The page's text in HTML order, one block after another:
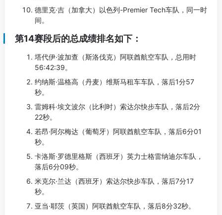
德里克·吉（加拿大）以色列-Premier Tech车队，同一时
间。
第14赛段后的总成绩排名如下：
塔代伊·波加查（斯洛伐克）阿联酋航空车队，总用时
56:42:39。
约纳斯·温格高（丹麦）维斯马租车车队，落后1分57
秒。
雷姆科·埃文波尔（比利时）索达尔快步车队，落后2分
22秒。
若昂·阿尔梅达（葡萄牙）阿联酋航空车队，落后6分01
秒。
卡洛斯·罗德里格斯（西班牙）英力士格雷纳迪尔车队，
落后6分09秒。
米克尔·兰达（西班牙）索达尔快步车队，落后7分17
秒。
亚当·耶茨（英国）阿联酋航空车队，落后8分32秒。